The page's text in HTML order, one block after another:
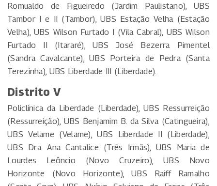
Romualdo de Figueiredo (Jardim Paulistano), UBS
Tambor I e II (Tambor), UBS Estação Velha (Estação
Velha), UBS Wilson Furtado I (Vila Cabral), UBS Wilson
Furtado II (Itararé), UBS José Bezerra Pimentel
(Sandra Cavalcante), UBS Porteira de Pedra (Santa
Terezinha), UBS Liberdade III (Liberdade).
Distrito V
Policlínica da Liberdade (Liberdade), UBS Ressurreição
(Ressurreição), UBS Benjamim B. da Silva (Catingueira),
UBS Velame (Velame), UBS Liberdade II (Liberdade),
UBS Dra. Ana Cantalice (Três Irmãs), UBS Maria de
Lourdes Leôncio (Novo Cruzeiro), UBS Novo
Horizonte (Novo Horizonte), UBS Raiff Ramalho